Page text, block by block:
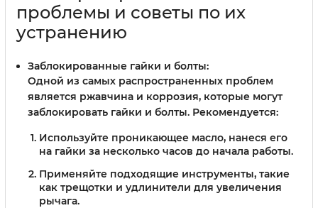
проблемы и советы по их
устранению
Заблокированные гайки и болты:
Одной из самых распространенных проблем
является ржавчина и коррозия, которые могут
заблокировать гайки и болты. Рекомендуется:
Используйте проникающее масло, нанеся его
на гайки за несколько часов до начала работы.
Применяйте подходящие инструменты, такие
как трещотки и удлинители для увеличения
рычага.